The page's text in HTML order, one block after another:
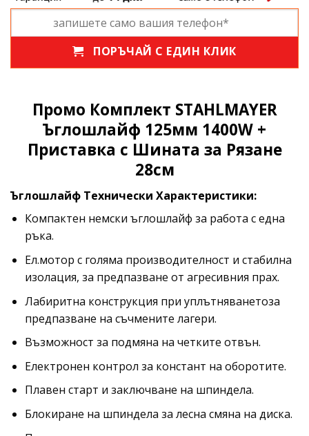
ПОРЪЧАЙ С ЕДИН КЛИК
Промо Комплект STAHLMAYER
Ъглошлайф 125мм 1400W +
Приставка с Шината за Рязане
28см
Ъглошлайф Технически Характеристики:
Компактен немски ъглошлайф за работа с една
ръка.
Ел.мотор с голяма производителност и стабилна
изолация, за предпазване от агресивния прах.
Лабиритна конструкция при уплътняванетоза
предпазване на съчмените лагери.
Възможност за подмяна на четките отвън.
Електронен контрол за констант на оборотите.
Плавен старт и заключване на шпиндела.
Блокиране на шпиндела за лесна смяна на диска.